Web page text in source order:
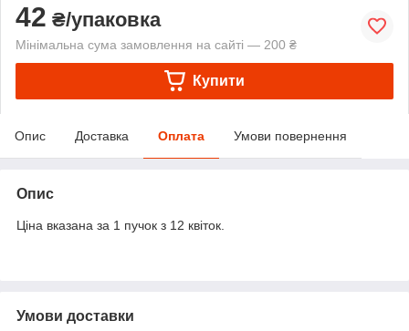
42 ₴/упаковка
Мінімальна сума замовлення на сайті — 200 ₴
Купити
Опис Доставка Оплата Умови повернення
Опис
Ціна вказана за 1 пучок з 12 квіток.
Умови доставки